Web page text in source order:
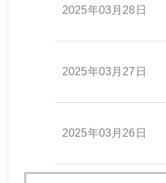
2025年03月28日
2025年03月27日
2025年03月26日